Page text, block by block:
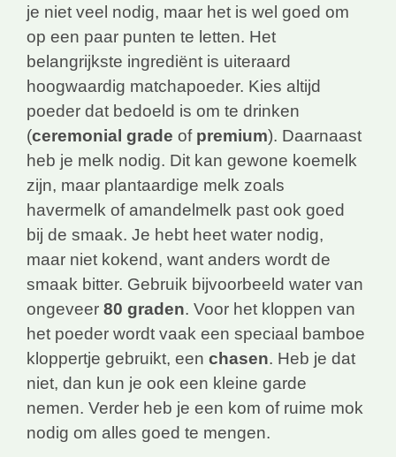
je niet veel nodig, maar het is wel goed om
op een paar punten te letten. Het
belangrijkste ingrediënt is uiteraard
hoogwaardig matchapoeder. Kies altijd
poeder dat bedoeld is om te drinken
(ceremonial grade of premium). Daarnaast
heb je melk nodig. Dit kan gewone koemelk
zijn, maar plantaardige melk zoals
havermelk of amandelmelk past ook goed
bij de smaak. Je hebt heet water nodig,
maar niet kokend, want anders wordt de
smaak bitter. Gebruik bijvoorbeeld water van
ongeveer 80 graden. Voor het kloppen van
het poeder wordt vaak een speciaal bamboe
kloppertje gebruikt, een chasen. Heb je dat
niet, dan kun je ook een kleine garde
nemen. Verder heb je een kom of ruime mok
nodig om alles goed te mengen.